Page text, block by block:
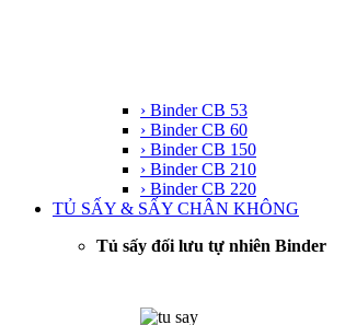
› Binder CB 53
› Binder CB 60
› Binder CB 150
› Binder CB 210
› Binder CB 220
TỦ SẤY & SẤY CHÂN KHÔNG
Tủ sấy đối lưu tự nhiên Binder